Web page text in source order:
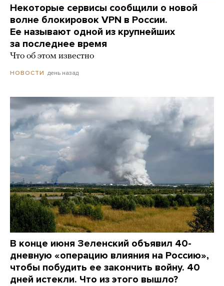
Некоторые сервисы сообщили о новой
волне блокировок VPN в России.
Ее называют одной из крупнейших
за последнее время
Что об этом известно
НОВОСТИ день назад
В конце июня Зеленский объявил 40-
дневную «операцию влияния на Россию»,
чтобы побудить ее закончить войну. 40
дней истекли. Что из этого вышло?